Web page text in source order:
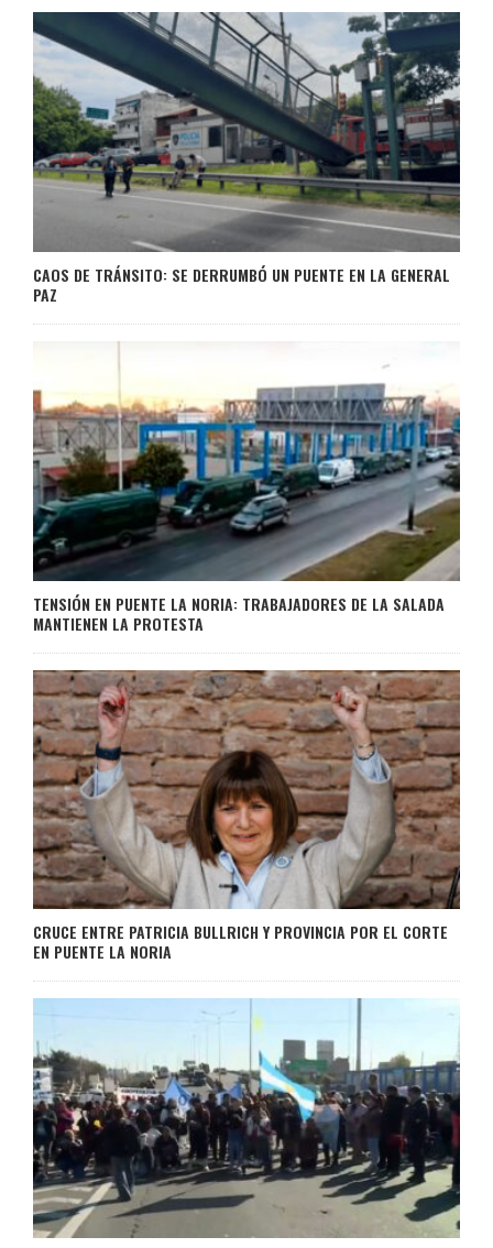
CAOS DE TRÁNSITO: SE DERRUMBÓ UN PUENTE EN LA GENERAL
PAZ
TENSIÓN EN PUENTE LA NORIA: TRABAJADORES DE LA SALADA
MANTIENEN LA PROTESTA
CRUCE ENTRE PATRICIA BULLRICH Y PROVINCIA POR EL CORTE
EN PUENTE LA NORIA